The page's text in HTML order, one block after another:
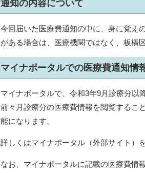
通知の内容について
今回届いた医療費通知の中に、身に覚え
がある場合は、医療機関ではなく、板橋
マイナポータルでの医療費通知情
マイナポータルで、令和3年9月診療分以
前々月診療分の医療費情報を閲覧するこ
能になります。
詳しくはマイナポータル（外部サイト）
なお、マイナポータルに記載の医療費情